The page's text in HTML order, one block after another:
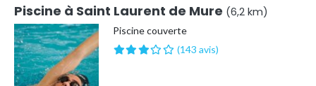
Piscine à Saint Laurent de Mure (6,2 km)
Piscine couverte
(143 avis)